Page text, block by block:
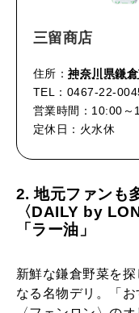
三留商店
住所：神奈川県鎌
TEL：0467-22-
営業時間：10:00～
定休日：火水休
2. 地元ファンも
〈DAILY by
「ラー油」
新鮮な鎌倉野菜を探
なる名物デリ。「